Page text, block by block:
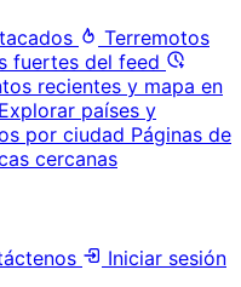
Terremotos
fuertes del feed
recientes y mapa en
Explorar países y
por ciudad Páginas de
cercanas
Iniciar sesión